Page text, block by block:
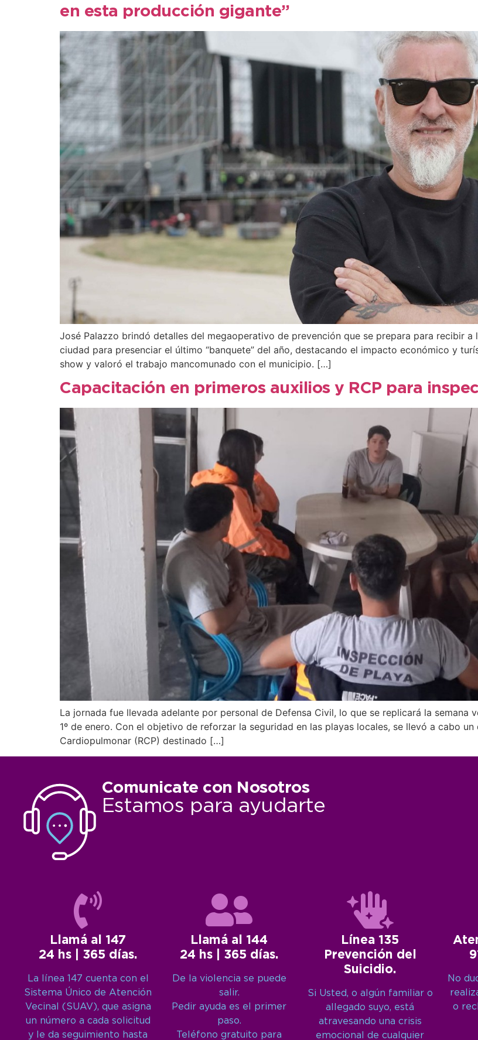
en esta producción gigante”
José Palazzo brindó detalles del megaoperativo de prevención que se prepara para recibir
ciudad para presenciar el último “banquete” del año, destacando el impacto económico y
show y valoró el trabajo mancomunado con el municipio. […]
Capacitación en primeros auxilios y RCP para
La jornada fue llevada adelante por personal de Defensa Civil, lo que se replicará la semana
1º de enero. Con el objetivo de reforzar la seguridad en las playas locales, se llevó a cabo
Cardiopulmonar (RCP) destinado […]
Comunicate con Nosotros
Estamos para ayudarte
Llamá al 147
24 hs | 365 días.
La línea 147 cuenta con el
Sistema Único de Atención
Vecinal (SUAV), que asigna
un número a cada solicitud
y le da seguimiento hasta
Llamá al 144
24 hs | 365 días.
De la violencia se puede
salir.
Pedir ayuda es el primer
paso.
Teléfono gratuito para
Línea 135
Prevención del
Suicidio.
Si Usted, o algún familiar o
allegado suyo, está
atravesando una crisis
emocional de cualquier
No
o